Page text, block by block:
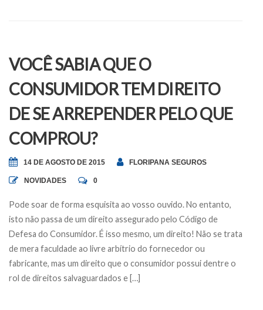
VOCÊ SABIA QUE O
CONSUMIDOR TEM DIREITO
DE SE ARREPENDER PELO QUE
COMPROU?
14 DE AGOSTO DE 2015 FLORIPANA SEGUROS
NOVIDADES 0
Pode soar de forma esquisita ao vosso ouvido. No entanto,
isto não passa de um direito assegurado pelo Código de
Defesa do Consumidor. É isso mesmo, um direito! Não se trata
de mera faculdade ao livre arbítrio do fornecedor ou
fabricante, mas um direito que o consumidor possui dentre o
rol de direitos salvaguardados e […]